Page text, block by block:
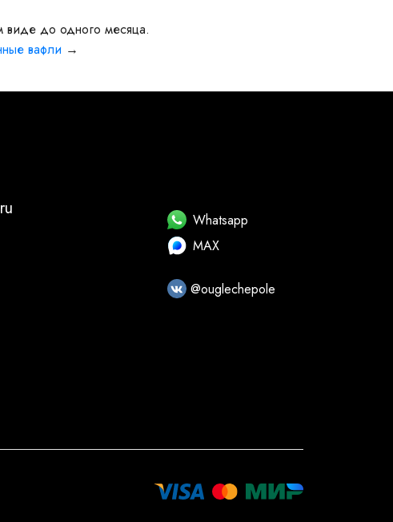
виде до одного месяца.
вафли →
Whatsapp
MAX
@ouglechepole